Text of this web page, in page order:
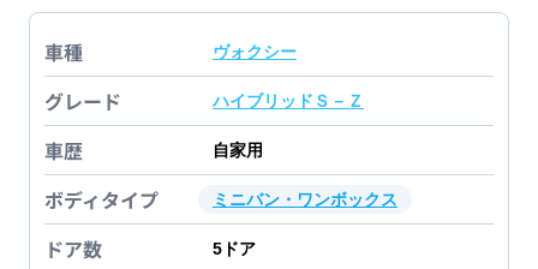
車種 ヴォクシー
グレード ハイブリッドＳ－Ｚ
車歴 自家用
ボディタイプ ミニバン・ワンボックス
ドア数 5 ドア